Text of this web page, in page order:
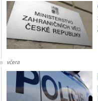
včera